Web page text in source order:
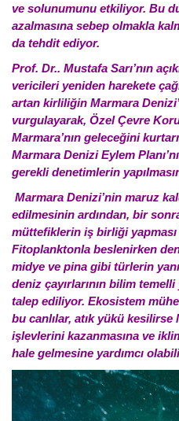
ve solunumunu etkiliyor. Bu
azalmasına sebep olmakla
da tehdit ediyor.
Prof. Dr.. Mustafa Sarı’nın
vericileri yeniden harekete
artan kirliliğin Marmara
vurgulayarak, Özel Çevre
Marmara’nın geleceğini
Marmara Denizi Eylem
gerekli denetimlerin
Marmara Denizi’nin maruz
edilmesinin ardından, bir
müttefiklerin iş birliği yapması
Fitoplanktonla beslenirken
midye ve pina gibi türlerin
deniz çayırlarının bilim
talep ediliyor. Ekosistem
bu canlılar, atık yükü
işlevlerini kazanmasına ve
hale gelmesine yardımcı